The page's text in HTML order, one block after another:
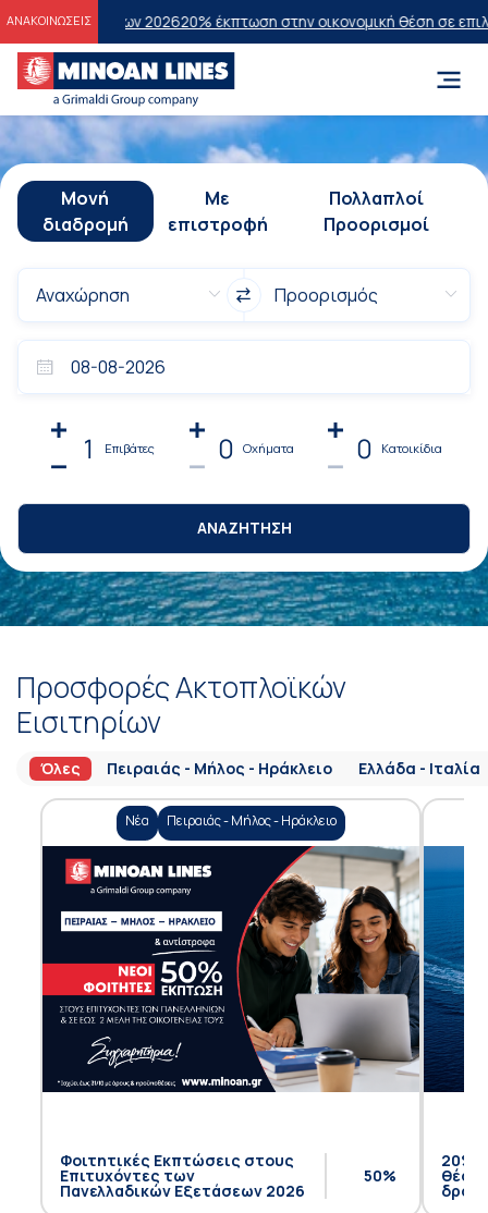
ΑΝΑΚΟΙΝΩΣΕΙΣ
202620% έκπτωση στην οικονομική θέση σε επιλεγμένα
Μονή
διαδρομή
Με
επιστροφή
Πολλαπλοί
Προορισμοί
1 Επιβάτες 0 Οχήματα 0 Κατοικίδια
ΑΝΑΖΗΤΗΣΗ
Προσφορές Ακτοπλοϊκών
Εισιτηρίων
Όλες Πειραιάς - Μήλος - Ηράκλειο Ελλάδα - Ιταλία
Νέα Πειραιάς - Μήλος - Ηράκλειο
Φοιτητικές Εκπτώσεις στους
Επιτυχόντες των
Πανελλαδικών Εξετάσεων 2026
50%
20%
θέση